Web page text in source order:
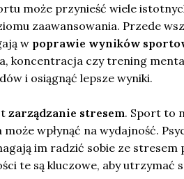
może przynieść wiele
zaawansowania. Przede
w poprawie wyników
koncentracja czy trening
i osiągnąć lepsze wyniki.
zarządzanie stresem. Sport to
wpłynąć na wydajność.
im radzić sobie ze stresem
te są kluczowe, aby utrzymać